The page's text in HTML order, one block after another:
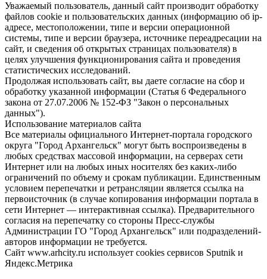
Уважаемый пользователь, данный сайт производит обработку
файлов cookie и пользовательских данных (информацию об ip-
адресе, местоположении, типе и версии операционной
системы, типе и версии браузера, источнике переадресации на
сайт, и сведения об открытых страницах пользователя) в
целях улучшения функционирования сайта и проведения
статистических исследований.
Продолжая использовать сайт, вы даете согласие на сбор и
обработку указанной информации (Статья 6 Федерального
закона от 27.07.2006 № 152-ФЗ "Закон о персональных
данных").
Использование материалов сайта
Все материалы официального Интернет-портала городского
округа "Город Архангельск" могут быть воспроизведены в
любых средствах массовой информации, на серверах сети
Интернет или на любых иных носителях без каких-либо
ограничений по объему и срокам публикации. Единственным
условием перепечатки и ретрансляции является ссылка на
первоисточник (в случае копирования информации портала в
сети Интернет — интерактивная ссылка). Предварительного
согласия на перепечатку со стороны Пресс-службы
Администрации ГО "Город Архангельск" или подразделений-
авторов информации не требуется.
Сайт www.arhcity.ru использует cookies сервисов Sputnik и
Яндекс.Метрика